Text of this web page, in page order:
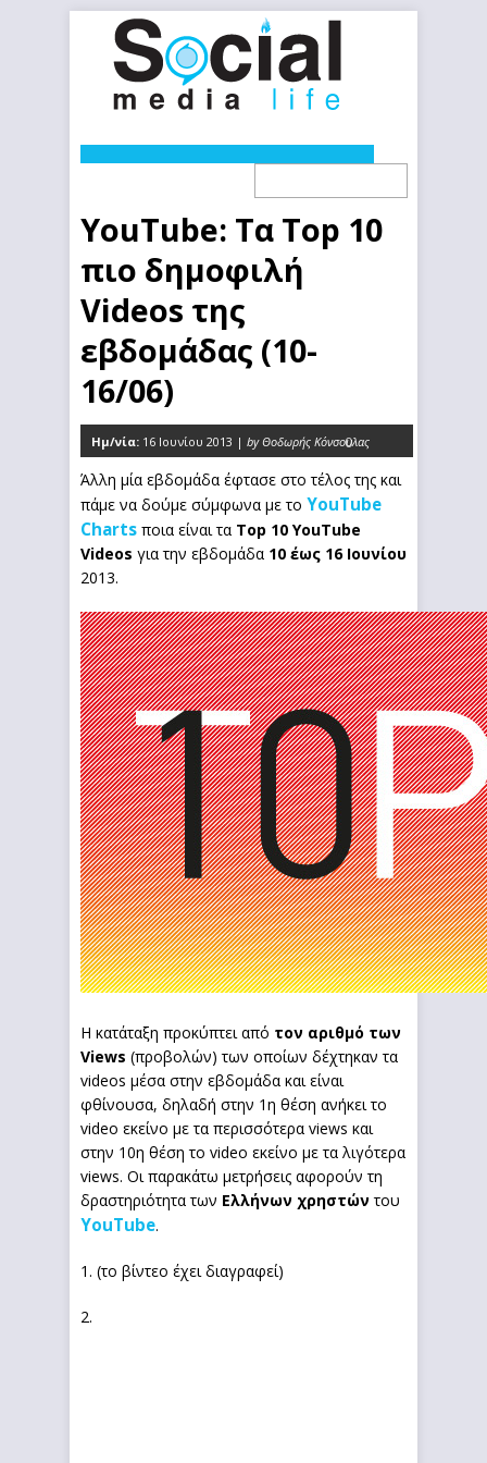
YouTube: Τα Top 10
πιο δημοφιλή
Videos της
εβδομάδας (10-
16/06)
Ημ/νία: 16 Ιουνίου 2013 | by Θοδωρής Κόνσουλας
0
Άλλη μία εβδομάδα έφτασε στο τέλος της και
πάμε να δούμε σύμφωνα με το YouTube
Charts ποια είναι τα Top 10 YouTube
Videos για την εβδομάδα 10 έως 16 Ιουνίου
2013.
Η κατάταξη προκύπτει από τον αριθμό των
Views (προβολών) των οποίων δέχτηκαν τα
videos μέσα στην εβδομάδα και είναι
φθίνουσα, δηλαδή στην 1η θέση ανήκει το
video εκείνο με τα περισσότερα views και
στην 10η θέση το video εκείνο με τα λιγότερα
views. Οι παρακάτω μετρήσεις αφορούν τη
δραστηριότητα των Ελλήνων χρηστώντου
YouTube.
1. (το βίντεο έχει διαγραφεί)
2.